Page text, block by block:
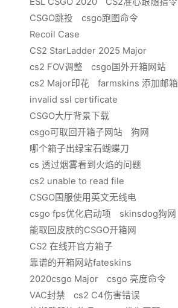
CSGO跳投
csgo跑图命令
Recoil Case
CS2 StarLadder 2025 Major
cs2 FOV调整
csgo国外开箱网站
cs2 Major印花
farmskins 添加邮箱
invalid ssl certificate
CSGO大厅背景下载
csgo可取回开箱子网站
狗网
哪个箱子出绿宝石蝴蝶刀
cs 透过烟雾看到火焰的问题
cs2 unable to read file
CSGO国服使用英文无线电
csgo fps优化启动项
skinsdog狗网
能取回皮肤的CSGO开箱网
CS2 在线开官方箱子
靠谱的开箱网站fateskins
2020csgo Major
csgo 亮度命令
VAC封禁
cs2 C4伤害错误